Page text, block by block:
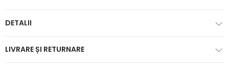
DETALII
LIVRARE ȘI RETURNARE